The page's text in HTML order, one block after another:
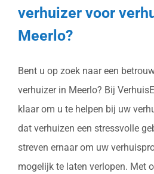
verhuizer voor
Meerlo?
Bent u op zoek naar een
verhuizer in Meerlo? Bij
klaar om u te helpen bij uw
dat verhuizen een stressvolle
streven ernaar om uw
mogelijk te laten verlopen. Met